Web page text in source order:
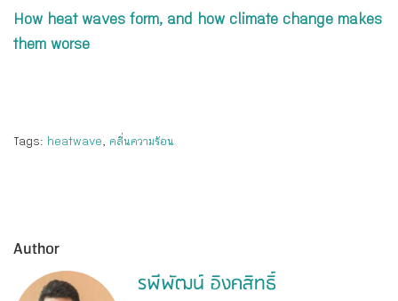
How heat waves form, and how climate change makes
them worse
Tags: heatwave, คลื่นความร้อน
Author
รพีพัฒน์ อิงคสิทธิ์